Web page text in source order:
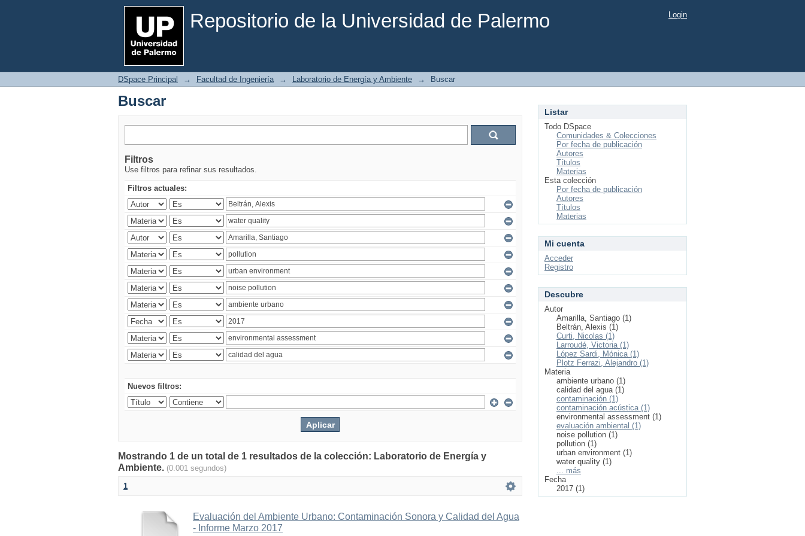
Repositorio de la Universidad de Palermo
Buscar Login
DSpace Principal → Facultad de Ingeniería → Laboratorio de Energía y Ambiente → Buscar
Buscar
Filtros
Use filtros para refinar sus resultados.
Filtros actuales:
Nuevos filtros:
Mostrando 1 de un total de 1 resultados de la colección: Laboratorio de Energía y
Ambiente. (0.001 segundos)
1
Evaluación del Ambiente Urbano: Contaminación Sonora y Calidad del Agua
- Informe Marzo 2017
Listar
Todo DSpace
Comunidades & Colecciones
Por fecha de publicación
Autores
Títulos
Materias
Esta colección
Por fecha de publicación
Autores
Títulos
Materias
Mi cuenta
Acceder
Registro
Descubre
Autor
Amarilla, Santiago (1)
Beltrán, Alexis (1)
Curti, Nicolas (1)
Larroudé, Victoria (1)
López Sardi, Mónica (1)
Plotz Ferrazi, Alejandro (1)
Materia
ambiente urbano (1)
calidad del agua (1)
contaminación (1)
contaminación acústica (1)
environmental assessment (1)
evaluación ambiental (1)
noise pollution (1)
pollution (1)
urban environment (1)
water quality (1)
... más
Fecha
2017 (1)